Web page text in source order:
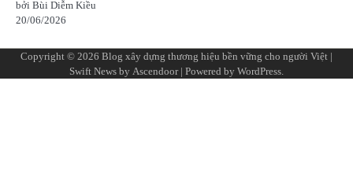
bởi Bùi Diễm Kiều
20/06/2026
Copyright © 2026 Blog xây dựng thương hiệu bền vững cho người Việt |
Swift News by Ascendoor| Powered by WordPress